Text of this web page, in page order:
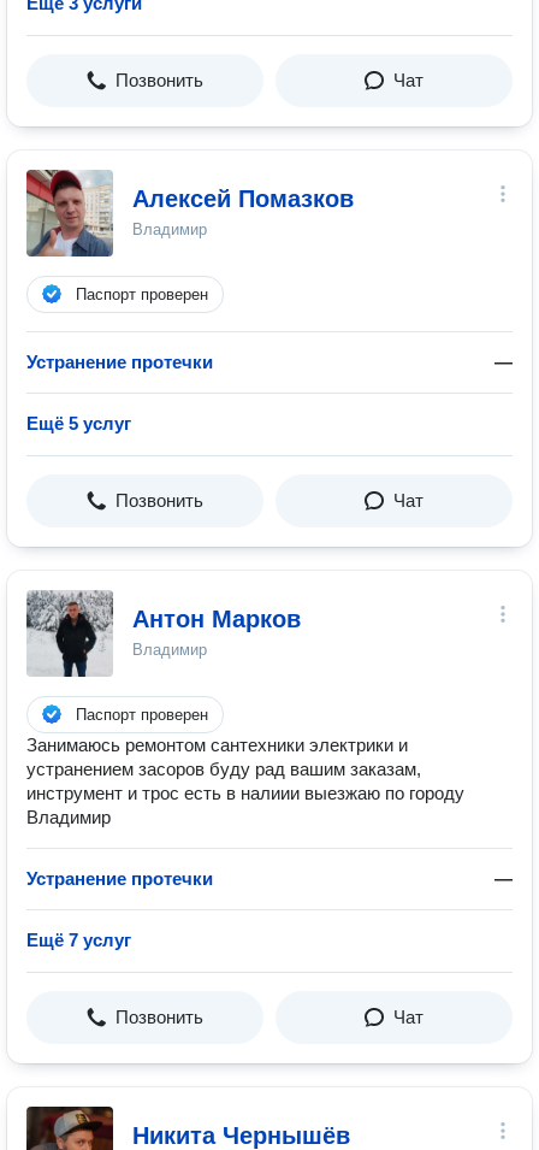
Позвонить Чат
Алексей Помазков
Владимир
Паспорт проверен
Устранение протечки —
Ещё 5 услуг
Позвонить Чат
Антон Марков
Владимир
Паспорт проверен
Занимаюсь ремонтом сантехники электрики и
устранением засоров буду рад вашим заказам,
инструмент и трос есть в налиии выезжаю по городу
Владимир
Устранение протечки —
Ещё 7 услуг
Позвонить Чат
Никита Чернышёв